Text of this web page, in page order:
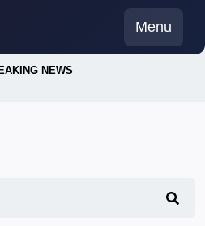
Menu
NEWS